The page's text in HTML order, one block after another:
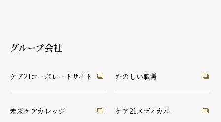
実の父
実の母 義理の父
知人・友人
ケアマネ・介護・医療関係者
消去等の権利を有していることを認識し、本人からのこれらの
要求に対しては、遅滞なく対応してまいります。
き、本人に同意なく個人情報を第三者に提供することはありま
せん。
当社は、個人情報の取扱いに関して、顧客等からの相談や苦情
グループ会社
ケア21コーポレートサイト たのしい職場
未来ケアカレッジ ケア21メディカル